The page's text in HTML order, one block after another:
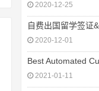
2020-12-25
自费出国留学签证
2020-12-01
Best Automated
2021-01-11